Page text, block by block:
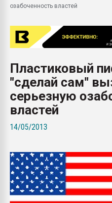
озабоченность властей
Пластиковый
"сделай сам"
серьезную
властей
14/05/2013